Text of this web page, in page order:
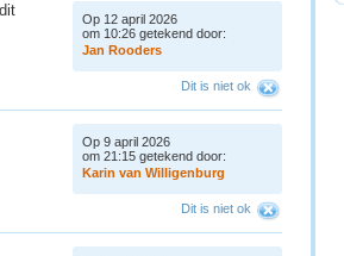
Op 12 april 2026
om 10:26 getekend door:
Jan Rooders
Dit is niet ok
Op 9 april 2026
om 21:15 getekend door:
Karin van Willigenburg
Dit is niet ok